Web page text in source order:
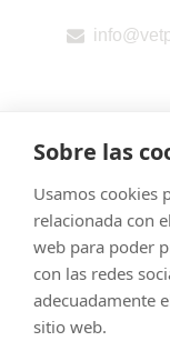
Sobre las
Usamos cookies
relacionada con
web para poder
con las redes
adecuadamente
sitio web.